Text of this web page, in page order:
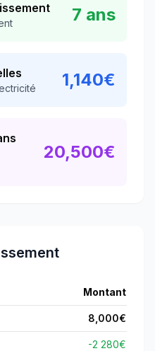
7 ans
1,140€
20,500€
Montant
8,000€
-2 280€